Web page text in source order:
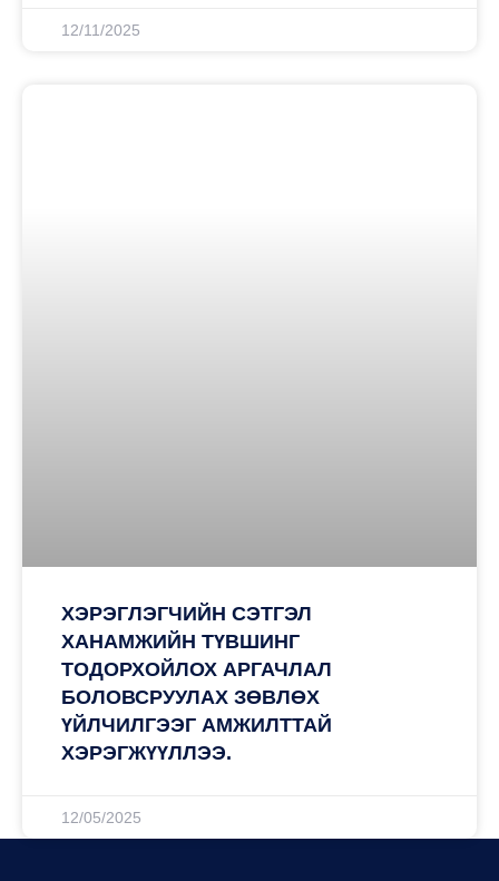
12/11/2025
ХЭРЭГЛЭГЧИЙН СЭТГЭЛ
ХАНАМЖИЙН ТҮВШИНГ
ТОДОРХОЙЛОХ АРГАЧЛАЛ
БОЛОВСРУУЛАХ ЗӨВЛӨХ
ҮЙЛЧИЛГЭЭГ АМЖИЛТТАЙ
ХЭРЭГЖҮҮЛЛЭЭ.
12/05/2025